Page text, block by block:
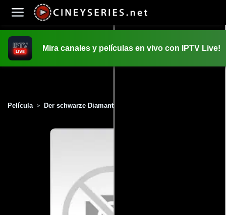
Mira canales y películas en vivo con IPTV Live!
Película > Der schwarze Diamant (2010)